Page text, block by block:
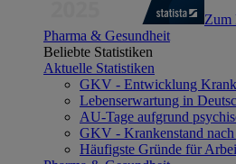
Zum
Pharma & Gesundheit
Beliebte Statistiken
Aktuelle Statistiken
GKV - Entwicklung
Lebenserwartung in
AU-Tage aufgrund
GKV - Krankenstand
Häufigste Gründe für